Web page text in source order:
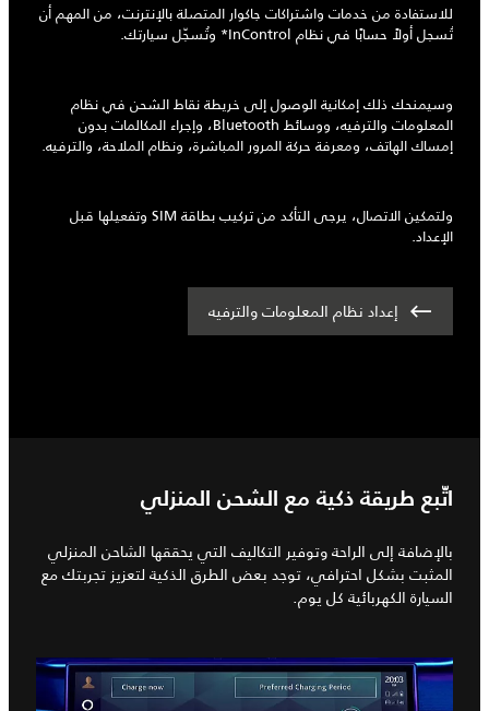
للاستفادة من خدمات واشتراكات جاكوار المتصلة بالإنترنت، من المهم أن
تُسجل أولاً حسابًا في نظام InControl* وتُسجّل سيارتك.
وسيمنحك ذلك إمكانية الوصول إلى خريطة نقاط الشحن في نظام
المعلومات والترفيه، ووسائط Bluetooth، وإجراء المكالمات بدون
إمساك الهاتف، ومعرفة حركة المرور المباشرة، ونظام الملاحة، والترفيه.
ولتمكين الاتصال، يرجى التأكد من تركيب بطاقة SIM وتفعيلها قبل
الإعداد.
إعداد نظام المعلومات والترفيه
اتّبع طريقة ذكية مع الشحن المنزلي
بالإضافة إلى الراحة وتوفير التكاليف التي يحققها الشاحن المنزلي
المثبت بشكل احترافي، توجد بعض الطرق الذكية لتعزيز تجربتك مع
السيارة الكهربائية كل يوم.